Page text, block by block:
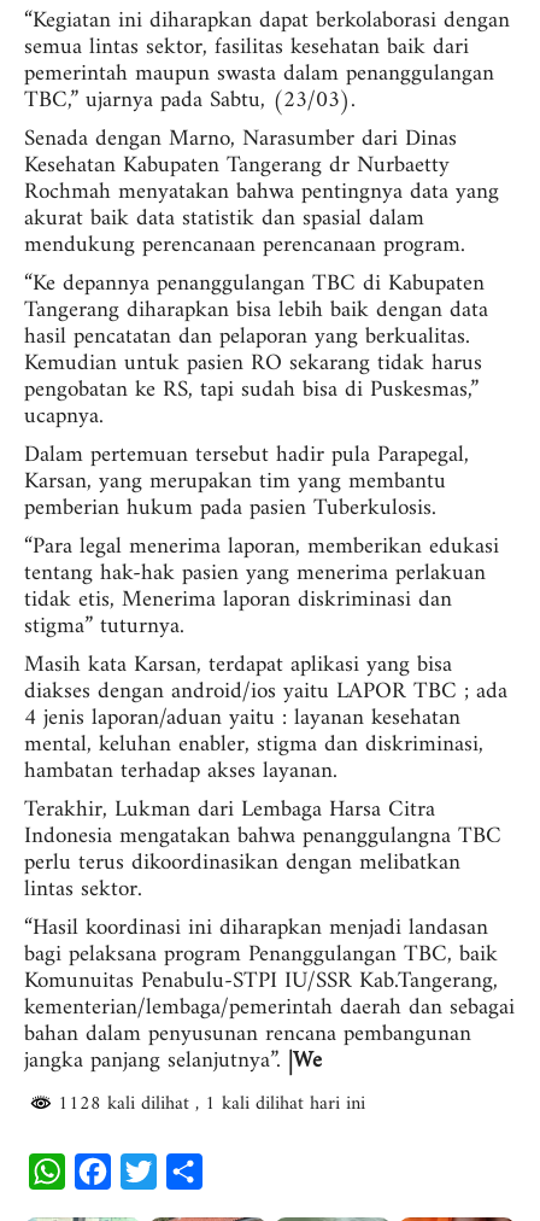
“Kegiatan ini diharapkan dapat berkolaborasi dengan
semua lintas sektor, fasilitas kesehatan baik dari
pemerintah maupun swasta dalam penanggulangan
TBC,” ujarnya pada Sabtu, (23/03).
Senada dengan Marno, Narasumber dari Dinas
Kesehatan Kabupaten Tangerang dr Nurbaetty
Rochmah menyatakan bahwa pentingnya data yang
akurat baik data statistik dan spasial dalam
mendukung perencanaan perencanaan program.
“Ke depannya penanggulangan TBC di Kabupaten
Tangerang diharapkan bisa lebih baik dengan data
hasil pencatatan dan pelaporan yang berkualitas.
Kemudian untuk pasien RO sekarang tidak harus
pengobatan ke RS, tapi sudah bisa di Puskesmas,”
ucapnya.
Dalam pertemuan tersebut hadir pula Parapegal,
Karsan, yang merupakan tim yang membantu
pemberian hukum pada pasien Tuberkulosis.
“Para legal menerima laporan, memberikan edukasi
tentang hak-hak pasien yang menerima perlakuan
tidak etis, Menerima laporan diskriminasi dan
stigma” tuturnya.
Masih kata Karsan, terdapat aplikasi yang bisa
diakses dengan android/ios yaitu LAPOR TBC ; ada
4 jenis laporan/aduan yaitu : layanan kesehatan
mental, keluhan enabler, stigma dan diskriminasi,
hambatan terhadap akses layanan.
Terakhir, Lukman dari Lembaga Harsa Citra
Indonesia mengatakan bahwa penanggulangna TBC
perlu terus dikoordinasikan dengan melibatkan
lintas sektor.
“Hasil koordinasi ini diharapkan menjadi landasan
bagi pelaksana program Penanggulangan TBC, baik
Komunuitas Penabulu-STPI IU/SSR Kab.Tangerang,
kementerian/lembaga/pemerintah daerah dan sebagai
bahan dalam penyusunan rencana pembangunan
jangka panjang selanjutnya”. |We
1128 kali dilihat, 1 kali dilihat hari ini
W